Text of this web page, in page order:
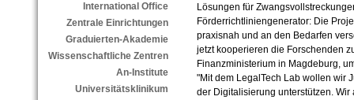
International Office
Zentrale Einrichtungen
Graduierten-Akademie
Wissenschaftliche Zentren
An-Institute
Universitätsklinikum
Lösungen für
Förderrichtliniengenerator: Die
praxisnah und an den Bedarfen
jetzt kooperieren die Forschenden
Finanzministerium in Magdeburg,
"Mit dem LegalTech Lab wollen wir
der Digitalisierung unterstützen.